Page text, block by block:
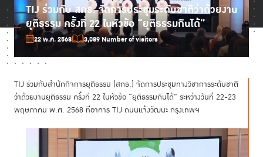
TIJ ร่วมกับ สกธ. จัดการประชุมระดับชาติว่าด้วยงาน
ยุติธรรม ครั้งที่ 22 ในหัวข้อ “ยุติธรรมกินได้”
22 พ.ค. 2568 3,089 Number of visitors
TIJ ร่วมกับสำนักกิจการยุติธรรม (สกธ.) จัดการประชุมทางวิชาการระดับชาติ
ว่าด้วยงานยุติธรรม ครั้งที่ 22 ในหัวข้อ “ยุติธรรมกินได้” ระหว่างวันที่ 22-23
พฤษภาคม พ.ศ. 2568 ที่อาคาร TIJ ถนนแจ้งวัฒนะ กรุงเทพฯ